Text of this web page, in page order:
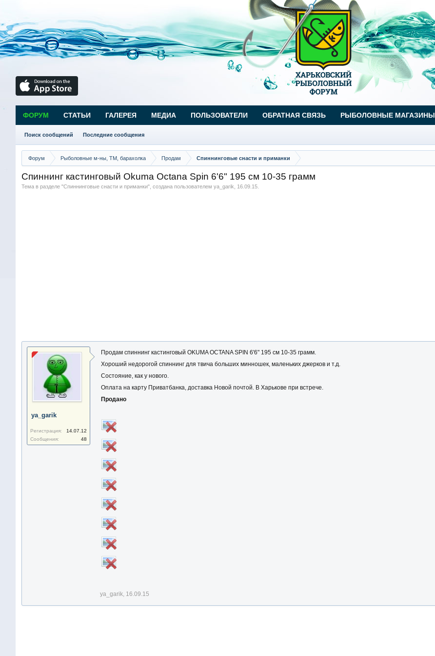
Форум Рыболовные м-ны, ТМ, барахолка Продам Спиннинговые снасти и приманки
Спиннинг кастинговый Okuma Octana Spin 6'6" 195 см 10-35 грамм
Тема в разделе "Спиннинговые снасти и приманки", создана пользователем ya_garik 16.09.15.
ya_garik
Регистрация:
14.07.12
Сообщения:
48
Продам спиннинг кастинговый OKUMA OCTANA SPIN 6'6" 195 см 10-35 грамм.
Хороший недорогой спиннинг для твича больших минношек, маленьких джерков и т.д.
Состояние, как у нового.
Оплата на карту Приватбанка, доставка Новой почтой. В Харькове при встрече.
Продано
ya_garik, 16.09.15
ФОРУМ
Поиск сообщений Последние сообщения
СТАТЬИ ГАЛЕРЕЯ МЕДИА ПОЛЬЗОВАТЕЛИ ОБРАТНАЯ СВЯЗЬ РЫБОЛОВНЫЕ МАГАЗИНЫ